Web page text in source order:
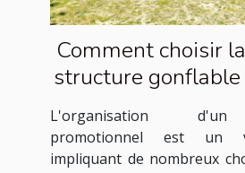
Comment choisir
structure
événement
L'organisation d'un
promotionnel est un
impliquant de nombreux